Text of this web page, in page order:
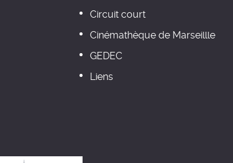
Circuit court
Cinémathèque de Marseillle
GEDEC
Liens